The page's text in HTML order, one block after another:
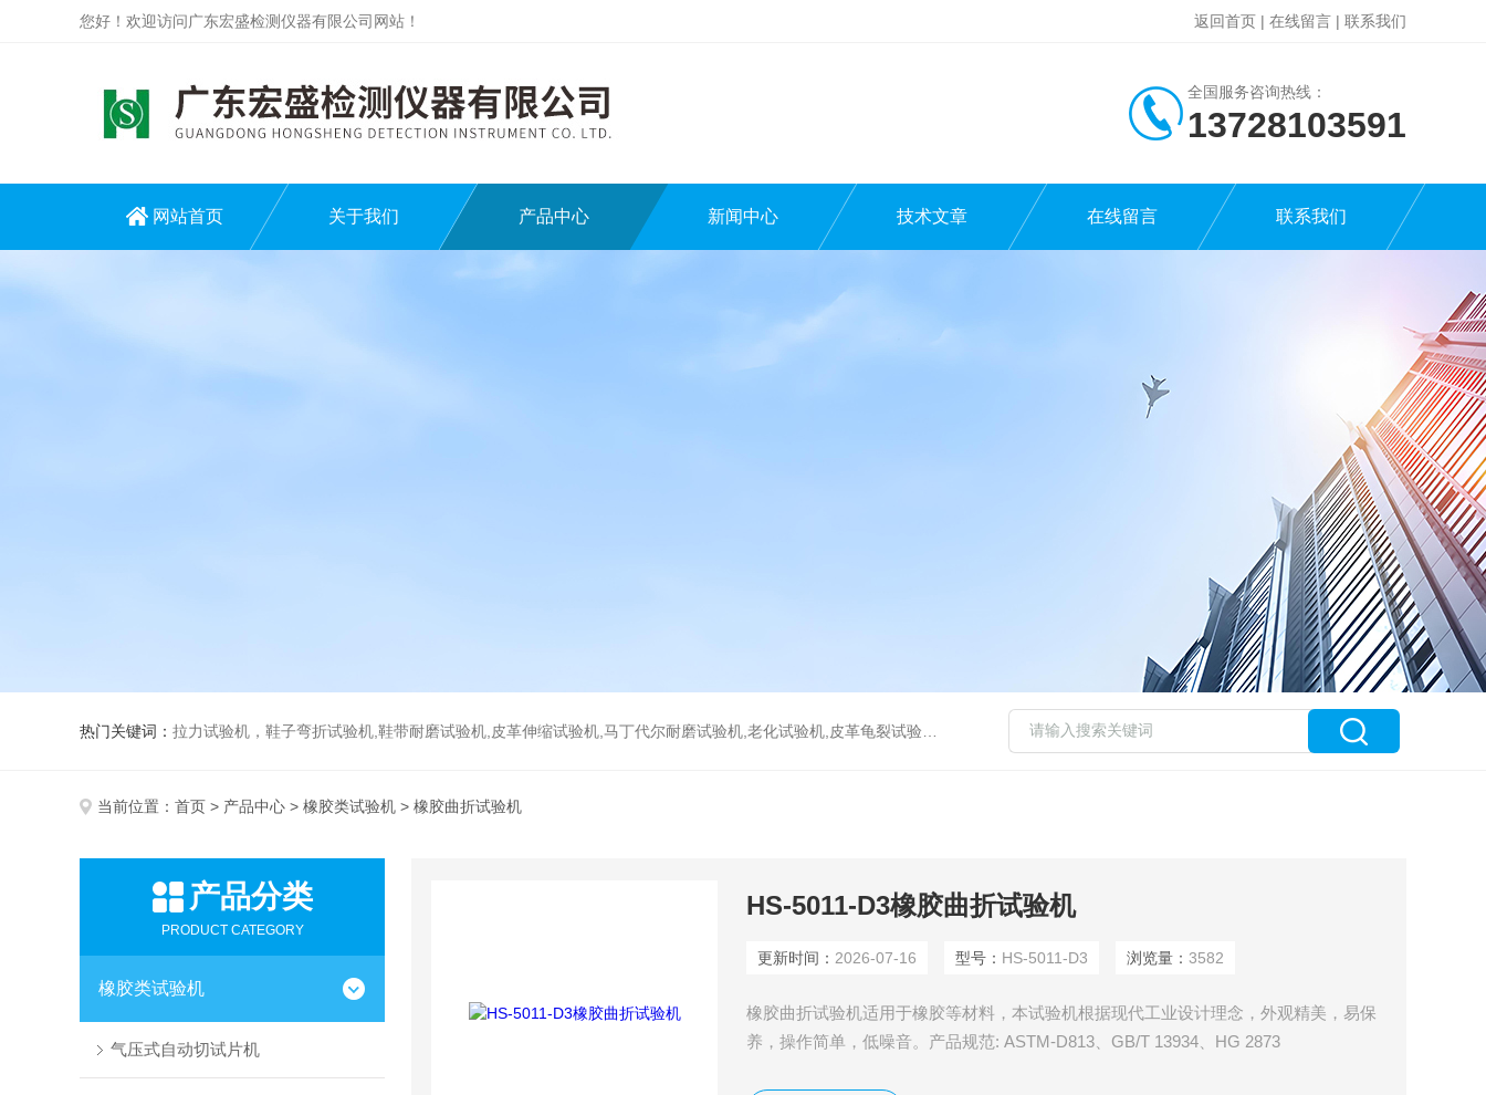
您好！欢迎访问广东宏盛检测仪器有限公司网站！ 返回首页 | 在线留言 | 联系我们
全国服务咨询热线：
13728103591
网站首页 关于我们 产品中心 新闻中心 技术文章 在线留言 联系我们
热门关键词： 拉力试验机，鞋子弯折试验机,鞋带耐磨试验机,皮革伸缩试验机,马丁代尔耐磨试验机,老化试验机,皮革龟裂试验机,拉链往复拉动试验机,万能磨耗试验机,DIN耐磨试验机
当前位置： 首页 > 产品中心 > 橡胶类试验机 > 橡胶曲折试验机
产品分类
PRODUCT CATEGORY
橡胶类试验机
气压式自动切试片机
HS-5011-D3橡胶曲折试验机
更新时间： 2026-07-16 型号： HS-5011-D3 浏览量：3582
橡胶曲折试验机适用于橡胶等材料，本试验机根据现代工业设计理念，外观精美，易保
养，操作简单，低噪音。产品规范: ASTM-D813、GB/T 13934、HG 2873